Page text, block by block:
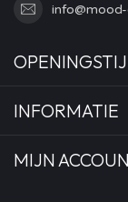
INFORMATIE
MIJN